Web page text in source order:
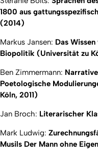
1800 aus
(2014)
Markus Jansen: Das
Biopolitik (Universität zu
Ben Zimmermann:
Poetologische
Köln, 2011)
Jan Broch: Literarischer
Mark Ludwig:
Musils Der Mann ohne